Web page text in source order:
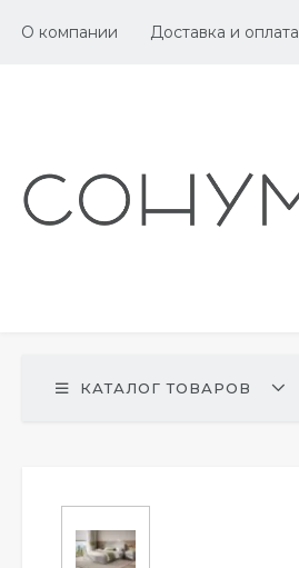
О компании Доставка и оплата
КАТАЛОГ ТОВАРОВ